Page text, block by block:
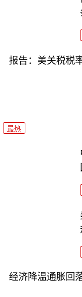
报告：美关税税
最热
经济降温通胀回